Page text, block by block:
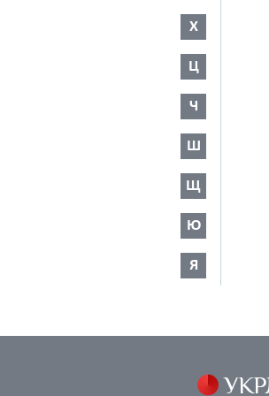
Х
Ц
Ч
Ш
Щ
Ю
Я